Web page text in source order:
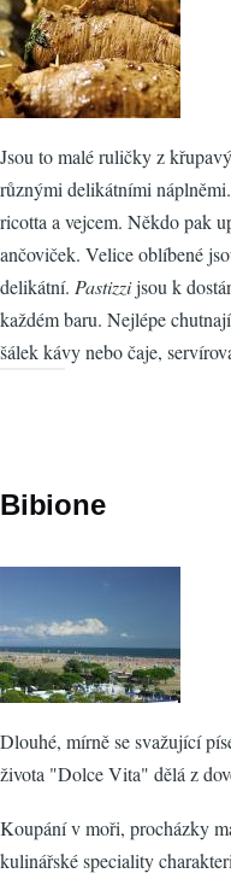
Jsou to malé ruličky z
různými delikátními
ricotta a vejcem. Někdo pak
ančoviček. Velice oblíbené
delikátní. Pastizzijsou k
každém baru. Nejlépe
šálek kávy nebo čaje,
Bibione
Dlouhé, ‬mírně se svažující
života‭ ‬"Dolce Vita‭" ‬dělá z
Koupání v moři,‭ ‬procházky
kulinářské speciality